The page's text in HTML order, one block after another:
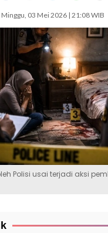
Minggu, 03 Mei 2026 | 21:08 WIB
Polisi usai terjadi aksi